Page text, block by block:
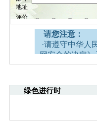
请您注意：
·请遵守中华人
网安全的决定
·请注意语言文
·中国环境生态
容。
绿色进行时